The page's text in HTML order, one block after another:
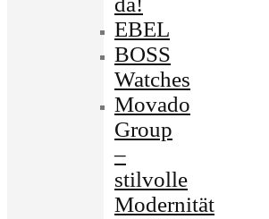
EBEL
BOSS
Watches
Movado
Group
–
stilvolle
Modernität